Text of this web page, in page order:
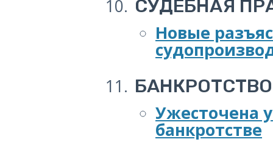
СУДЕБНАЯ
Новые
Ужесточена
банкротстве